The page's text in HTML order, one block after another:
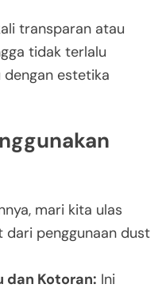
transparan atau
tidak terlalu
estetika
mari kita ulas
dari penggunaan dust
dan Kotoran: Ini